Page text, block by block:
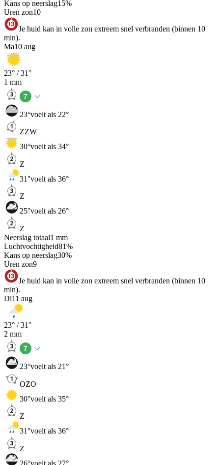
Kans op neerslag15%
Uren zon10
Je huid kan in volle zon extreem snel verbranden (binnen 10
min).
Ma10 aug
23° /31°
1 mm
23°voelt als 22°
ZZW
30°voelt als 34°
Z
31°voelt als 36°
Z
25°voelt als 26°
Z
Neerslag totaal1 mm
Luchtvochtigheid81%
Kans op neerslag30%
Uren zon9
Je huid kan in volle zon extreem snel verbranden (binnen 10
min).
Di11 aug
23° /31°
2 mm
23°voelt als 21°
OZO
30°voelt als 35°
Z
31°voelt als 36°
Z
26°voelt als 27°